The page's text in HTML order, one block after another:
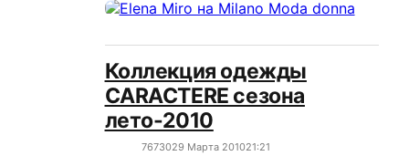
Коллекция одежды
CARACTERE сезона
лето-2010
7673029 Марта 201021:21